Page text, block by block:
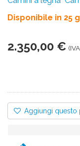
Disponibile in 25
2.350,00 €
Aggiungi questo